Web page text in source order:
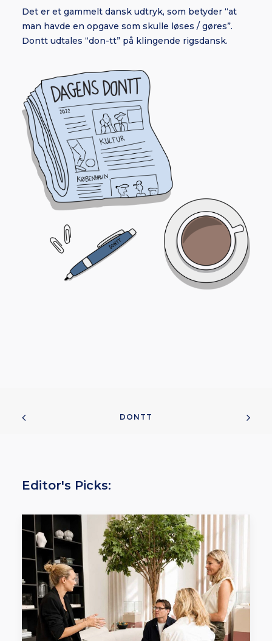
Det er et gammelt dansk udtryk, som betyder “at
man havde en opgave som skulle løses / gøres”.
Dontt udtales “don-tt” på klingende rigsdansk.
DONTT
Editor's Picks: